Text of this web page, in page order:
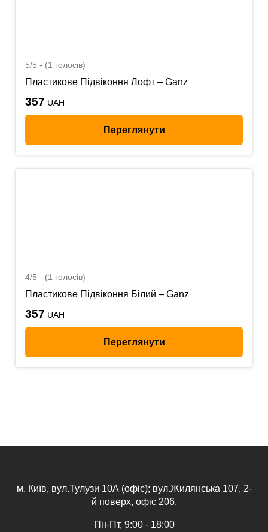
5/5 - (1 голосів)
Пластикове Підвіконня Лофт – Ganz
357 UAH
Переглянути
4/5 - (1 голосів)
Пластикове Підвіконня Білий – Ganz
357 UAH
Переглянути
м. Київ, вул.Тулузи 10А (офіс); вул.Жилянська 107, 2-
й поверх, офіс 206.
Пн-Пт, 9:00 - 18:00